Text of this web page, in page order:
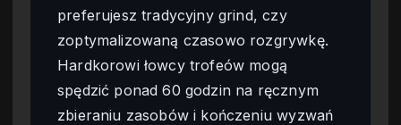
preferujesz tradycyjny grind, czy
zoptymalizowaną czasowo rozgrywkę.
Hardkorowi łowcy trofeów mogą
spędzić ponad 60 godzin na ręcznym
zbieraniu zasobów i kończeniu wyzwań